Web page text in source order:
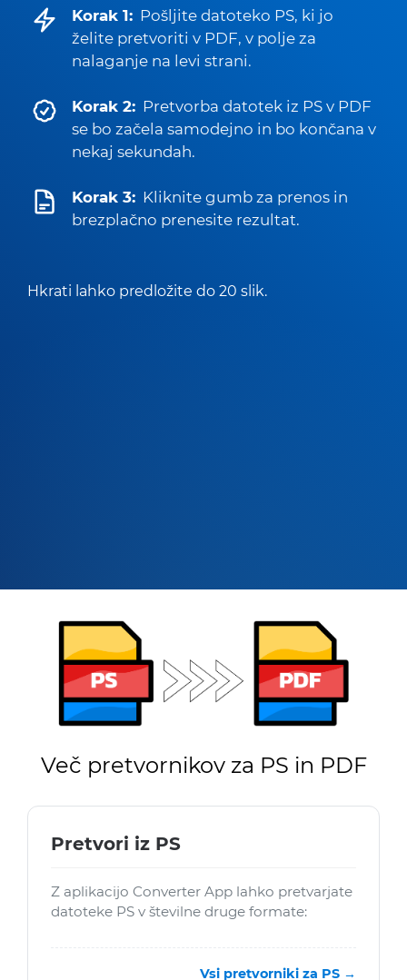
Korak 1: Pošljite datoteko PS, ki jo
želite pretvoriti v PDF, v polje za
nalaganje na levi strani.
Korak 2: Pretvorba datotek iz PS v PDF
se bo začela samodejno in bo končana v
nekaj sekundah.
Korak 3: Kliknite gumb za prenos in
brezplačno prenesite rezultat.
Hkrati lahko predložite do 20 slik.
Več pretvornikov za PS in PDF
Pretvori iz PS
Z aplikacijo Converter App lahko pretvarjate
datoteke PS v številne druge formate:
Vsi pretvorniki za PS →